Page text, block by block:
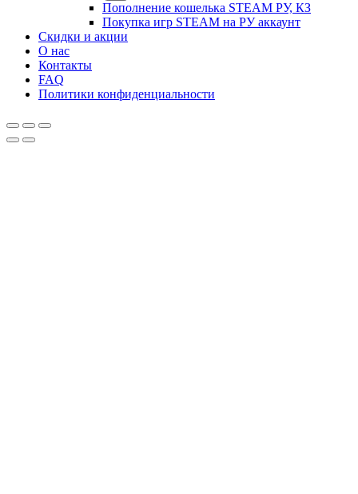
Пополнение кошелька STEAM РУ, КЗ
Покупка игр STEAM на РУ аккаунт
Скидки и акции
О нас
Контакты
FAQ
Политики конфиденциальности